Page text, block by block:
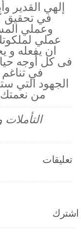
إلهي القدير
في تحقيق
وعملي
عملي
ان يفعله و
فى كل أوجه
في
الجهود التي
من
تعليقات
اشترك